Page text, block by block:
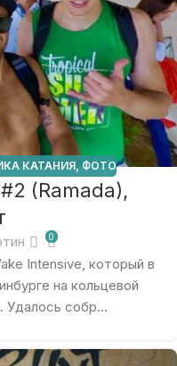
КАТАНИЯ, ФОТО
(Ramada),
0
Intensive, который в
на кольцевой
Удалось собр...